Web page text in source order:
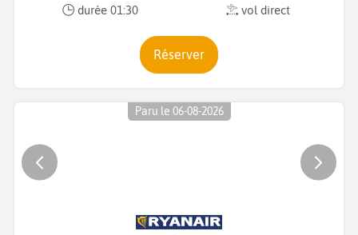
durée 01:30
vol direct
Réserver
Paru le 06-08-2026